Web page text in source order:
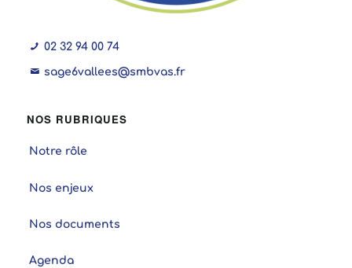
02 32 94 00 74
sage6vallees@smbvas.fr
NOS RUBRIQUES
Notre rôle
Nos enjeux
Nos documents
Agenda